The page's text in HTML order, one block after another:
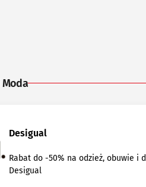
Moda
Desigual
Rabat do -50% na odzież, obuwie i
Desigual